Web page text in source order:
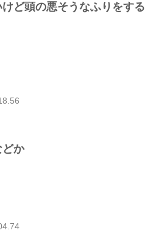
ど頭の悪そうなふりをする
どか